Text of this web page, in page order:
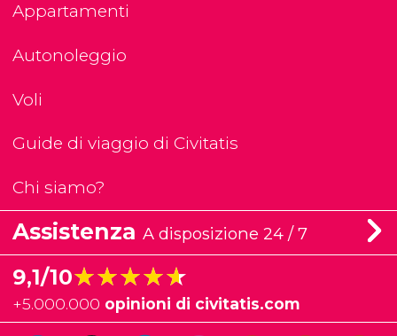
Appartamenti
Autonoleggio
Voli
Guide di viaggio di Civitatis
Chi siamo?
Assistenza A disposizione 24 / 7
9,1/10★★★★★
★★★★★
+5.000.000 opinioni di civitatis.com